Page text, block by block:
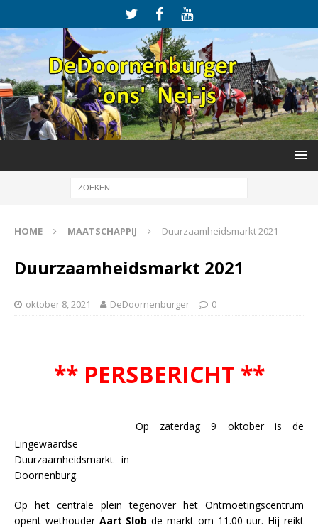
HOME MAATSCHAPPIJ Duurzaamheidsmarkt 2021
Duurzaamheidsmarkt 2021
oktober 8, 2021 DeDoornenburger 0
** PERSBERICHT **
Op zaterdag 9 oktober is de
Lingewaardse
Duurzaamheidsmarkt in
Doornenburg.
Op het centrale plein tegenover het Ontmoetingscentrum
opent wethouder Aart Slob de markt om 11.00 uur. Hij reikt